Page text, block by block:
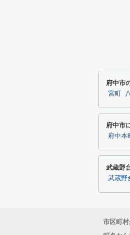
府中市
宮町
府中市
府中本町
武蔵野
武蔵野
市区町